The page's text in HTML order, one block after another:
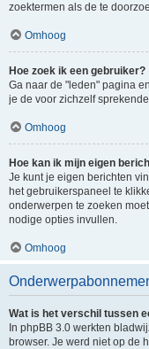
zoektermen als de te
Omhoog
Hoe zoek ik een gebruiker?
Ga naar de "leden" pagina
je de voor zichzelf
Omhoog
Hoe kan ik mijn eigen
Je kunt je eigen berichten
het gebruikerspaneel te
onderwerpen te zoeken
nodige opties invullen.
Omhoog
Wat is het verschil tussen
In phpBB 3.0 werkten
browser. Je werd niet op de